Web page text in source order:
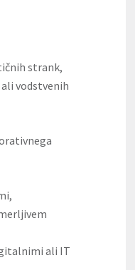
strank,
vodstvenih
ali IT